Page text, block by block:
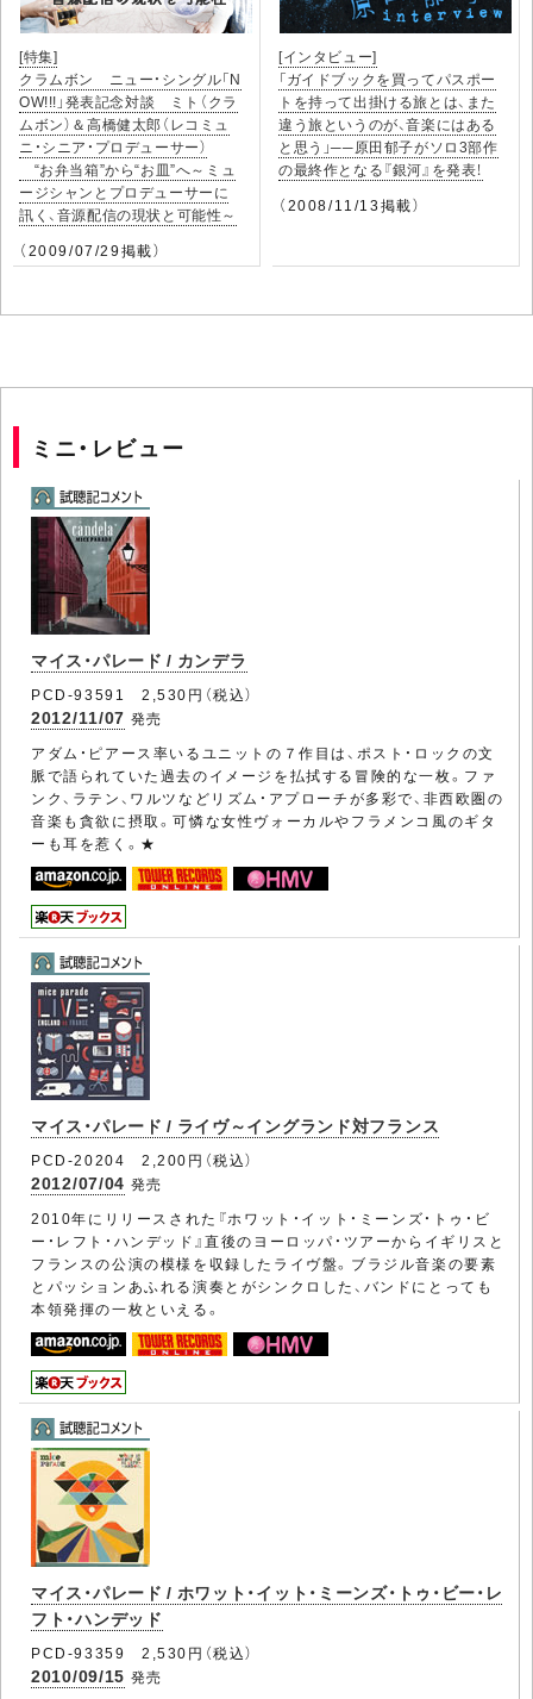
[特集]
クラムボン ニュー・シングル「N
OW!!!」発表記念対談 ミト（クラ
ムボン）＆高橋健太郎（レコミュ
ニ・シニア・プロデューサー）
“お弁当箱”から“お皿”へ～ミュ
ージシャンとプロデューサーに
訊く、音源配信の現状と可能性～
（2009/07/29掲載）
[インタビュー]
「ガイドブックを買ってパスポー
トを持って出掛ける旅とは、また
違う旅というのが、音楽にはある
と思う」──原田郁子がソロ3部作
の最終作となる『銀河』を発表！
（2008/11/13掲載）
ミニ・レビュー
マイス・パレード / カンデラ
PCD-93591 2,530円（税込）
2012/11/07 発売
アダム・ピアース率いるユニットの７作目は、ポスト・ロックの文
脈で語られていた過去のイメージを払拭する冒険的な一枚。ファ
ンク、ラテン、ワルツなどリズム・アプローチが多彩で、非西欧圏の
音楽も貪欲に摂取。可憐な女性ヴォーカルやフラメンコ風のギタ
ーも耳を惹く。★
マイス・パレード / ライヴ～イングランド対フランス
PCD-20204 2,200円（税込）
2012/07/04 発売
2010年にリリースされた『ホワット・イット・ミーンズ・トゥ・ビ
ー・レフト・ハンデッド』直後のヨーロッパ・ツアーからイギリスと
フランスの公演の模様を収録したライヴ盤。ブラジル音楽の要素
とパッションあふれる演奏とがシンクロした、バンドにとっても
本領発揮の一枚といえる。
マイス・パレード / ホワット・イット・ミーンズ・トゥ・ビー・レ
フト・ハンデッド
PCD-93359 2,530円（税込）
2010/09/15 発売